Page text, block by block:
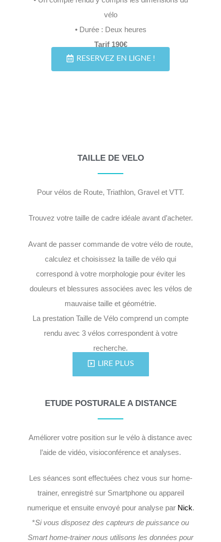
vélo
• Durée : Deux heures
Tarif 190€
RESERVEZ EN LIGNE !
TAILLE DE VELO
Pour vélos de Route, Triathlon, Gravel et VTT.
Trouvez votre taille de cadre idéale avant d’acheter.
Avant de passer commande de votre vélo de route,
calculez et choisissez la taille de vélo qui
correspond à votre morphologie pour éviter les
douleurs et blessures associées avec les vélos de
mauvaise taille et géométrie.
La prestation Taille de Vélo comprend un compte
rendu avec 3 vélos correspondent à votre
recherche.
LIRE PLUS
ETUDE POSTURALE A DISTANCE
Améliorer votre position sur le vélo à distance avec
l’aide de vidéo, visioconférence et analyses.
Les séances sont effectuées chez vous sur home-
trainer, enregistré sur Smartphone ou appareil
numerique et ensuite envoyé pour analyse par Nick.
*Si vous disposez des capteurs de puissance ou
Smart home-trainer nous utilisons les données pour